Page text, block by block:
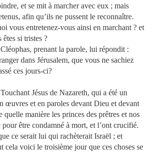
et se mit à marcher avec eux ; mais
afin qu’ils ne pussent le reconnaître.
vous entretenez-vous ainsi en marchant ? et
si tristes ?
prenant la parole, lui répondit :
dans Jérusalem, que vous ne sachiez
ces jours-ci?
Jésus de Nazareth, qui a été un
œuvres et en paroles devant Dieu et devant
quelle manière les princes des prêtres et nos
pour être condamné à mort, et l’ont crucifié.
ce serait lui qui rachèterait Israël ; et
cela voici le troisième jour que ces choses se